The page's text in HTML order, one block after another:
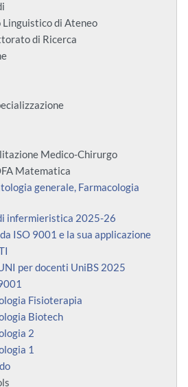
Linguistico di Ateneo
di Ricerca
Medico-Chirurgo
Matematica
generale, Farmacologia
infermieristica 2025-26
ISO 9001 e la sua applicazione
per docenti UniBS 2025
Fisioterapia
Biotech
2
1